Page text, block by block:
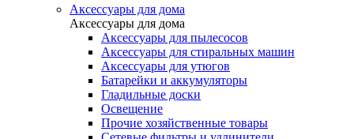
Аксессуары для дома
Аксессуары для дома
Аксессуары для пылесосов
Аксессуары для стиральных машин
Аксессуары для утюгов
Батарейки и аккумуляторы
Гладильные доски
Освещение
Прочие хозяйственные товары